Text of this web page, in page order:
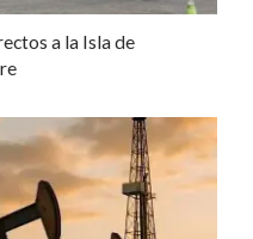
a la Isla de